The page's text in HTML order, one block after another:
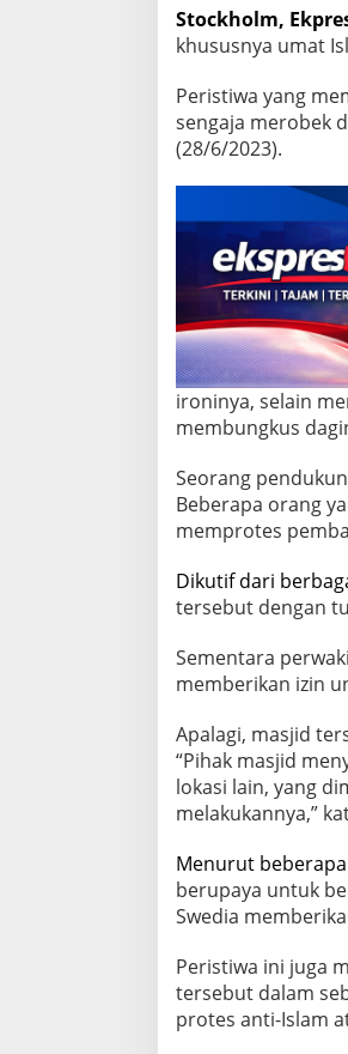
Stockholm,
khususnya umat
Peristiwa yang
sengaja merobek
(28/6/2023).
ironinya, selain
membungkus
Seorang
Beberapa orang
memprotes
Dikutif dari
tersebut dengan
Sementara
memberikan izin
Apalagi, masjid
“Pihak masjid
lokasi lain, yang
melakukannya,”
Menurut
berupaya untuk
Swedia
Peristiwa ini juga
tersebut dalam
protes anti-Islam